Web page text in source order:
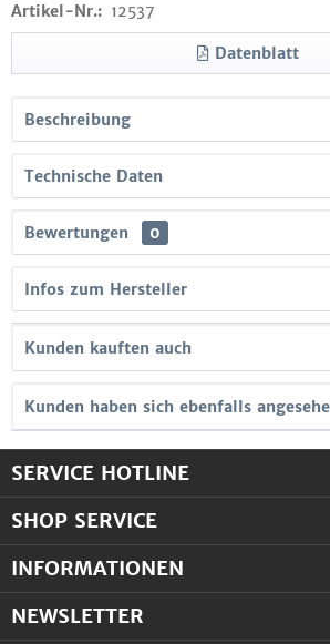
Artikel-Nr.: 12537
Datenblatt
Beschreibung
Technische Daten
Bewertungen 0
Infos zum Hersteller
Kunden kauften auch
Kunden haben sich ebenfalls
SERVICE HOTLINE
SHOP SERVICE
INFORMATIONEN
NEWSLETTER